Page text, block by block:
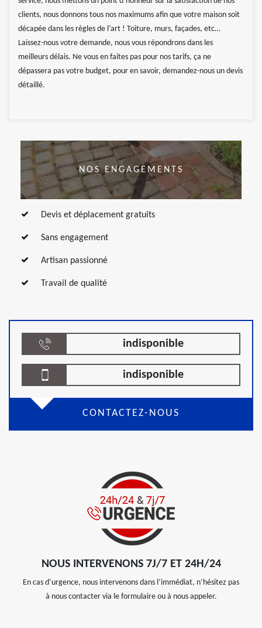
clients, nous donnons tous nos maximums afin que votre maison soit
décapée dans les règles de l’art ! Toiture, murs, façades, etc…
Laissez-nous votre demande, nous vous répondrons dans les
meilleurs délais. Ne vous en faites pas pour nos tarifs, ça ne
dépassera pas votre budget, pour en savoir, demandez-nous un devis
détaillé.
NOS ENGAGEMENTS
Devis et déplacement gratuits
Sans engagement
Artisan passionné
Travail de qualité
indisponible
indisponible
CONTACTEZ-NOUS
NOUS INTERVENONS 7J/7 ET 24H/24
En cas d’urgence, nous intervenons dans l’immédiat, n’hésitez pas
à nous contacter via le formulaire ou à nous appeler.